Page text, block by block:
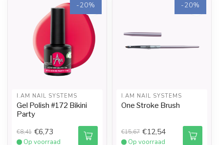
-20%
I.AM NAIL SYSTEMS
Gel Polish #172 Bikini
Party
€8,41 €6,73
Op voorraad
-20%
I.AM NAIL SYSTEMS
One Stroke Brush
€15,67 €12,54
Op voorraad